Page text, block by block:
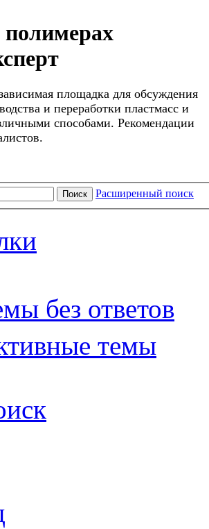
площадка для обсуждения
и переработки пластмасс и
способами. Рекомендации
Поиск Расширенный поиск
без ответов
темы